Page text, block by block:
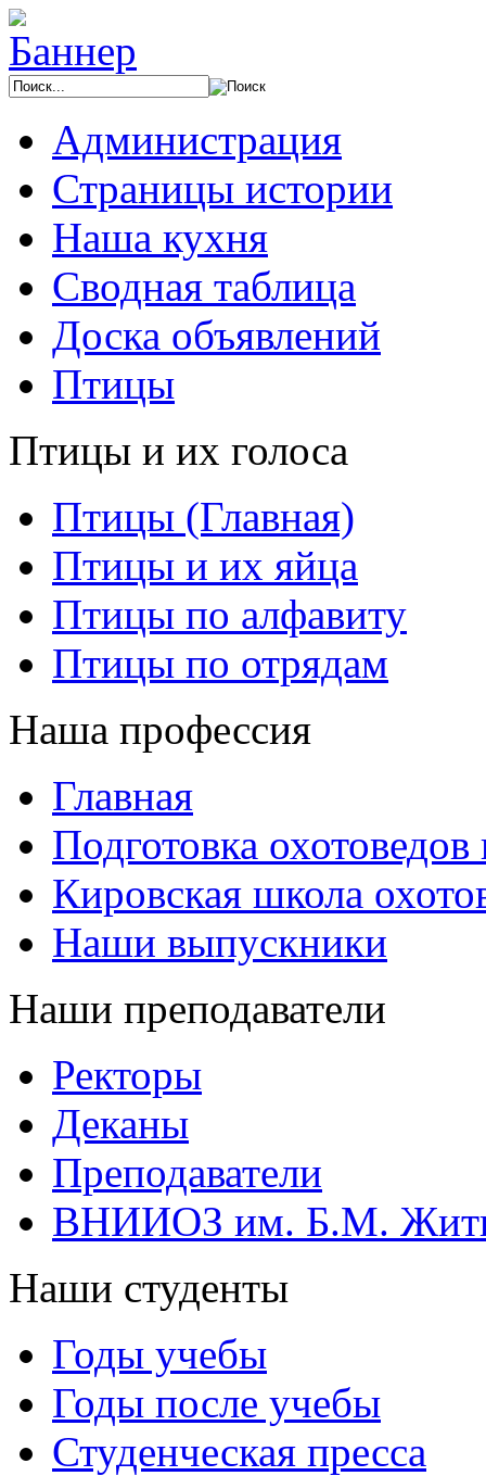
Администрация
Страницы истории
Наша кухня
Сводная таблица
Доска объявлений
Птицы
Птицы и их голоса
Птицы (Главная)
Птицы и их яйца
Птицы по алфавиту
Птицы по отрядам
Наша профессия
Главная
Подготовка
Кировская школа
Наши выпускники
Наши преподаватели
Ректоры
Деканы
Преподаватели
ВНИИОЗ им. Б.М.
Наши студенты
Годы учебы
Годы после учебы
Студенческая пресса